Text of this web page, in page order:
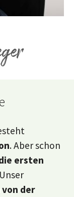
. Aber schon
ersten
der